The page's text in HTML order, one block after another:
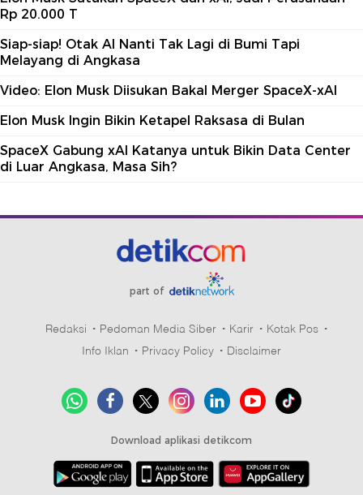
Rp 20.000 T
Siap-siap! Otak AI Nanti Tak Lagi di Bumi Tapi
Melayang di Angkasa
Video: Elon Musk Diisukan Bakal Merger SpaceX-xAI
Elon Musk Ingin Bikin Ketapel Raksasa di Bulan
SpaceX Gabung xAI Katanya untuk Bikin Data Center
di Luar Angkasa, Masa Sih?
part of
Redaksi Pedoman Media Siber Karir
Kotak Pos
Info Iklan
Privacy Policy Disclaimer
Download aplikasi detikcom